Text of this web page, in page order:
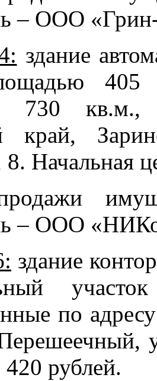
– ООО
здание
405
730 кв.м.,
край,
8. Начальная
– ООО
здание
по
рублей.